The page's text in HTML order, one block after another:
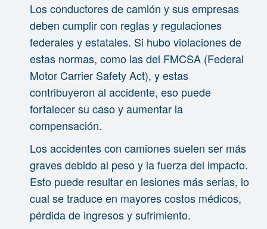
Los conductores de camión y sus empresas
deben cumplir con reglas y regulaciones
federales y estatales. Si hubo violaciones de
estas normas, como las del FMCSA (Federal
Motor Carrier Safety Act), y estas
contribuyeron al accidente, eso puede
fortalecer su caso y aumentar la
compensación.
Los accidentes con camiones suelen ser más
graves debido al peso y la fuerza del impacto.
Esto puede resultar en lesiones más serias, lo
cual se traduce en mayores costos médicos,
pérdida de ingresos y sufrimiento.